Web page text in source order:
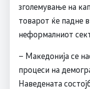
зголемување на
товарот ќе падне
неформалниот
– Македонија се
процеси на
Наведената